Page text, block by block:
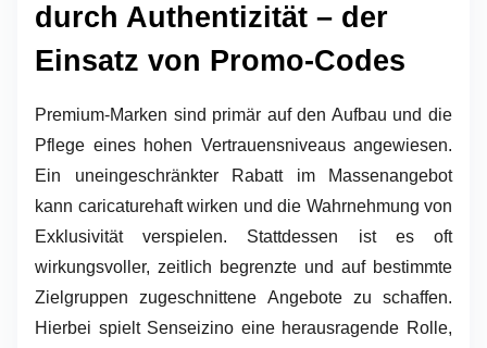
durch Authentizität – der
Einsatz von Promo-Codes
Premium-Marken sind primär auf den Aufbau und die
Pflege eines hohen Vertrauensniveaus angewiesen.
Ein uneingeschränkter Rabatt im Massenangebot
kann caricaturehaft wirken und die Wahrnehmung von
Exklusivität verspielen. Stattdessen ist es oft
wirkungsvoller, zeitlich begrenzte und auf bestimmte
Zielgruppen zugeschnittene Angebote zu schaffen.
Hierbei spielt Senseizino eine herausragende Rolle,